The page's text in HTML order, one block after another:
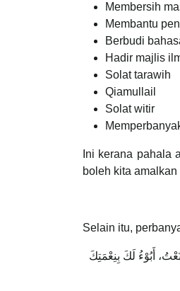
Membersih
Membantu
Berbudi
Hadir majlis
Solat tarawih
Qiamullail
Solat witir
Ini kerana pahala
boleh kita amalkan
Selain itu,
أَبُوْءُ لَكَ بِنِعْمَتِكَ